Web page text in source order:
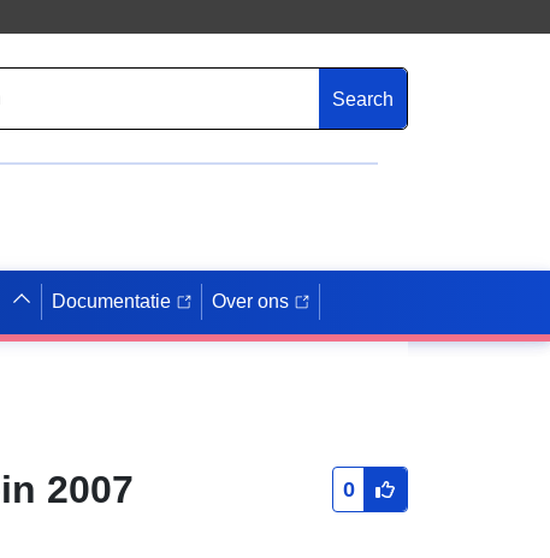
Search
Documentatie Over ons
2007
0